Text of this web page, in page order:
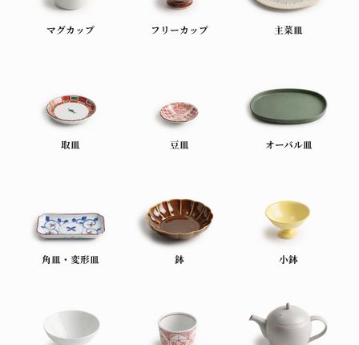
マグカップ フリーカップ 主菜皿
取皿 豆皿 オーバル皿
角皿・変形皿 鉢 小鉢